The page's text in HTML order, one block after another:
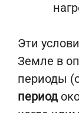
Эти
Земле в
периоды
период